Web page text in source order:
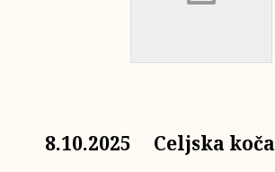
8.10.2025 Celjska koča